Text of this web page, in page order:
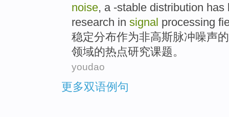
noise, a -stable distribution has
research in signal processing
稳定分布作为非高斯脉冲噪声的
领域的热点研究课题。
youdao
更多双语例句